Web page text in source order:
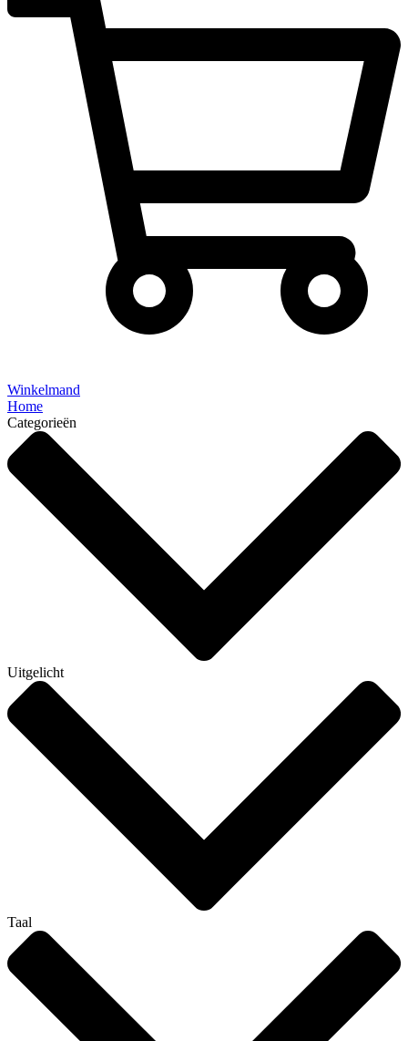
Winkelmand
Home
Categorieën
Uitgelicht
Taal